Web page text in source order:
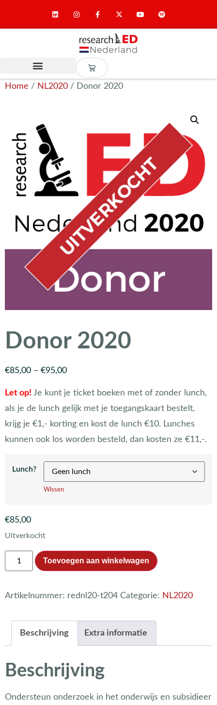
Home / NL2020 / Donor 2020
Donor 2020
€85,00 – €95,00
Let op! Je kunt je ticket boeken met of zonder lunch,
als je de lunch gelijk met je toegangskaart bestelt,
krijg je €1,- korting en kost de lunch €10. Lunches
kunnen ook los worden besteld, dan kosten ze €11,-.
Lunch?
Wissen
€85,00
Uitverkocht
Toevoegen aan winkelwagen
Artikelnummer: rednl20-t204 Categorie: NL2020
Beschrijving Extra informatie
Beschrijving
Ondersteun onderzoek in het onderwijs en subsidieer